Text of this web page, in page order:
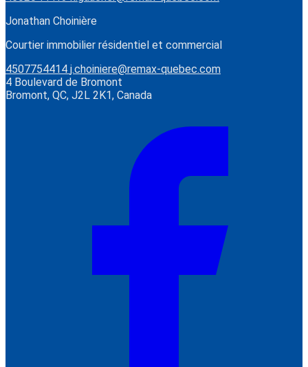
Jonathan Choinière
Courtier immobilier résidentiel et commercial
4507754414 j.choiniere@remax-quebec.com
4 Boulevard de Bromont
Bromont, QC, J2L 2K1, Canada